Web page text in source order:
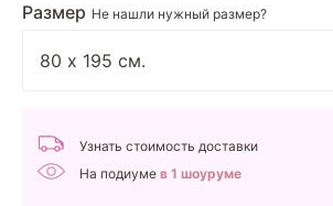
Размер Не нашли нужный размер?
Узнать стоимость доставки
На подиуме в 1 шоуруме